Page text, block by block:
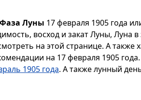
Фаза Луны 17 февраля 1905 года
восход и закат Луны, Луна
на этой странице. А также
на 17 февраля 1905
1905 года. А также лунный